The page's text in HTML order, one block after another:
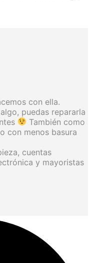
con ella.
puedas repararla
También como
con menos basura
cuentas
y mayoristas